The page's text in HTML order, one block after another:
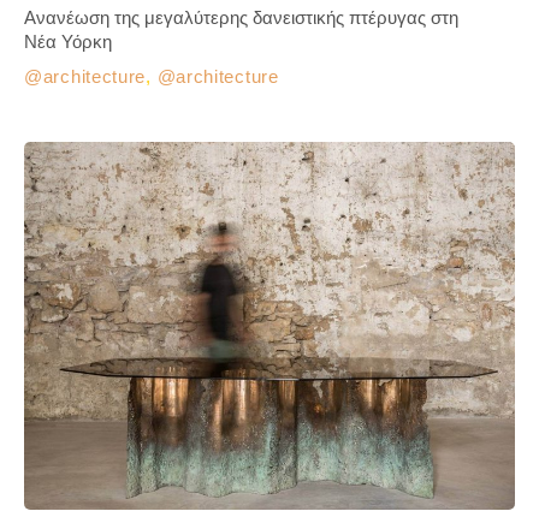
architecture, architecture
Ανανέωση της μεγαλύτερης δανειστικής πτέρυγας στη
Νέα Υόρκη